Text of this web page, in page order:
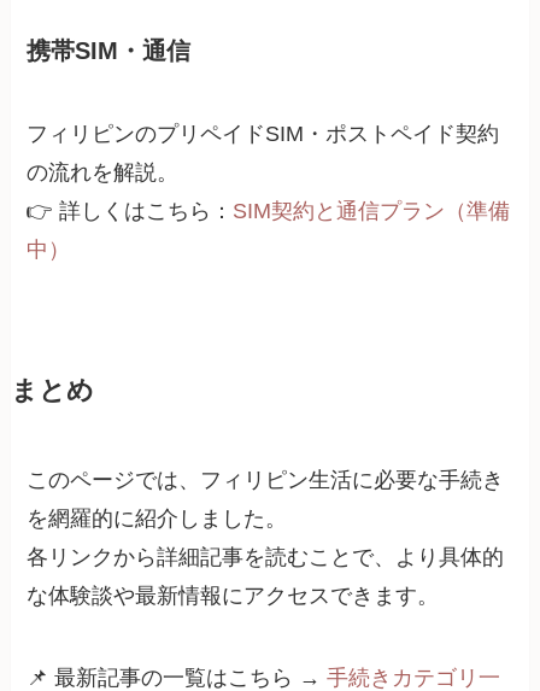
携帯SIM・通信
フィリピンのプリペイドSIM・ポストペイド契約
の流れを解説。
👉 詳しくはこちら： SIM契約と通信プラン（準備
中）
まとめ
このページでは、フィリピン生活に必要な手続き
を網羅的に紹介しました。
各リンクから詳細記事を読むことで、より具体的
な体験談や最新情報にアクセスできます。
📌 最新記事の一覧はこちら →手続きカテゴリ一